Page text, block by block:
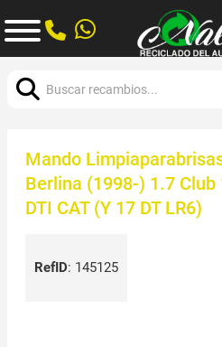
Mando
Berlina (1998-) 1.7
DTI CAT (Y 17 DT LR6)
RefID: 145125